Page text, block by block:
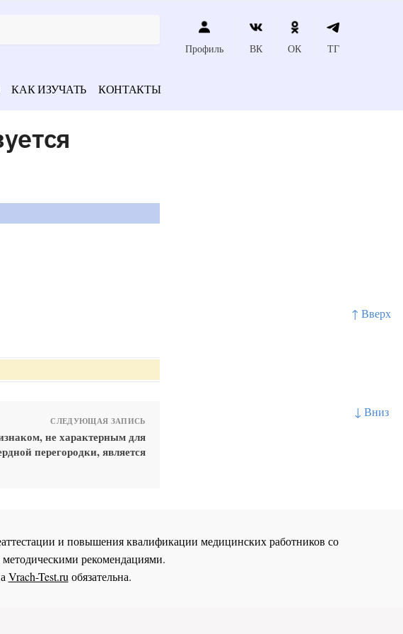
↑ Вверх
↓ Вниз
Профиль ВК ОК ТГ
КАК ИЗУЧАТЬ КОНТАКТЫ
СЛЕДУЮЩАЯ ЗАПИСЬ
не характерным для
перегородки, является
и повышения квалификации медицинских работников со
рекомендациями.
Vrach-Test.ru обязательна.